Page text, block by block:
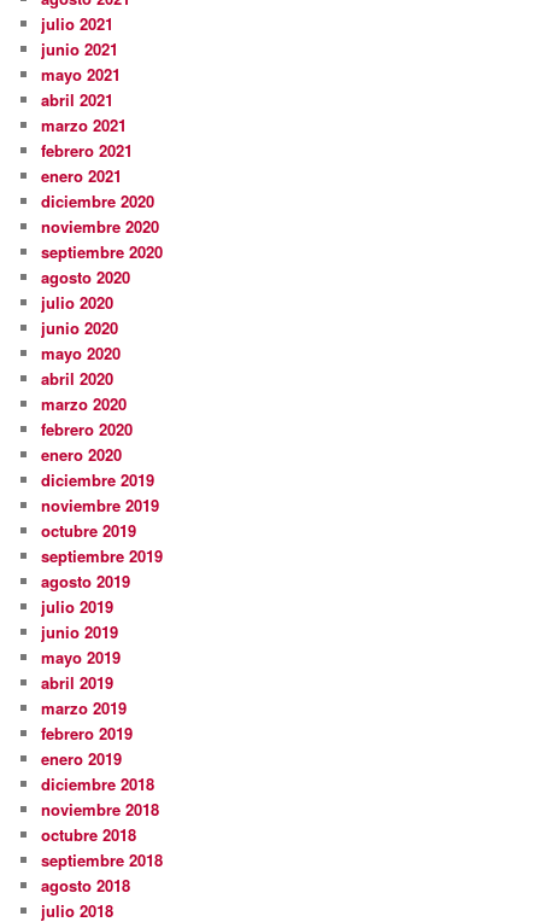
julio 2021
junio 2021
mayo 2021
abril 2021
marzo 2021
febrero 2021
enero 2021
diciembre 2020
noviembre 2020
septiembre 2020
agosto 2020
julio 2020
junio 2020
mayo 2020
abril 2020
marzo 2020
febrero 2020
enero 2020
diciembre 2019
noviembre 2019
octubre 2019
septiembre 2019
agosto 2019
julio 2019
junio 2019
mayo 2019
abril 2019
marzo 2019
febrero 2019
enero 2019
diciembre 2018
noviembre 2018
octubre 2018
septiembre 2018
agosto 2018
julio 2018